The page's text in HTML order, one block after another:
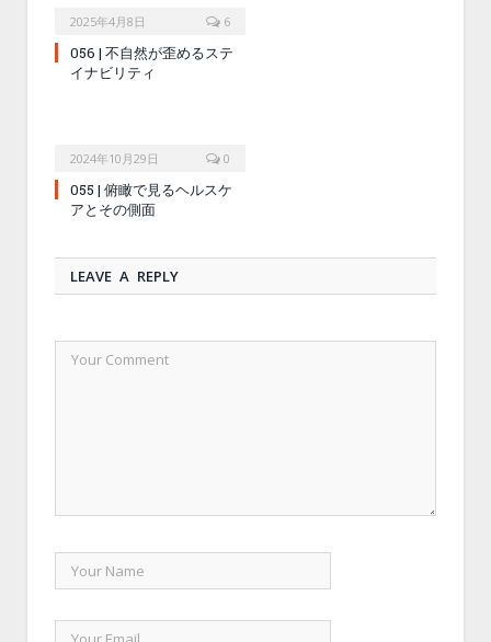
2025年4月8日 6
056 | 不自然が歪めるステ
イナビリティ
2024年10月29日 0
055 | 俯瞰で見るヘルスケ
アとその側面
LEAVE A REPLY